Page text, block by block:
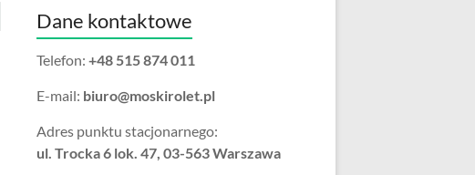
Dane kontaktowe
Telefon: +48 515 874 011
E-mail: biuro@moskirolet.pl
Adres punktu stacjonarnego:
ul. Trocka 6 lok. 47, 03-563 Warszawa